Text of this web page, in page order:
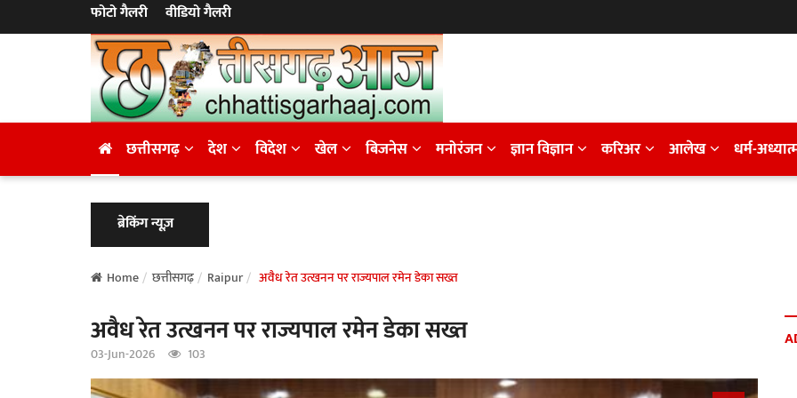
फोटो गैलरी वीडियो गैलरी
छत्तीसगढ़ देश विदेश खेल बिजनेस मनोरंजन ज्ञान विज्ञान करिअर आलेख धर्म-
ब्रेकिंग न्यूज़
Home छत्तीसगढ़ Raipur अवैध रेत उत्खनन पर राज्यपाल रमेन डेका सख्त
अवैध रेत उत्खनन पर राज्यपाल रमेन डेका सख्त
03-Jun-2026 103